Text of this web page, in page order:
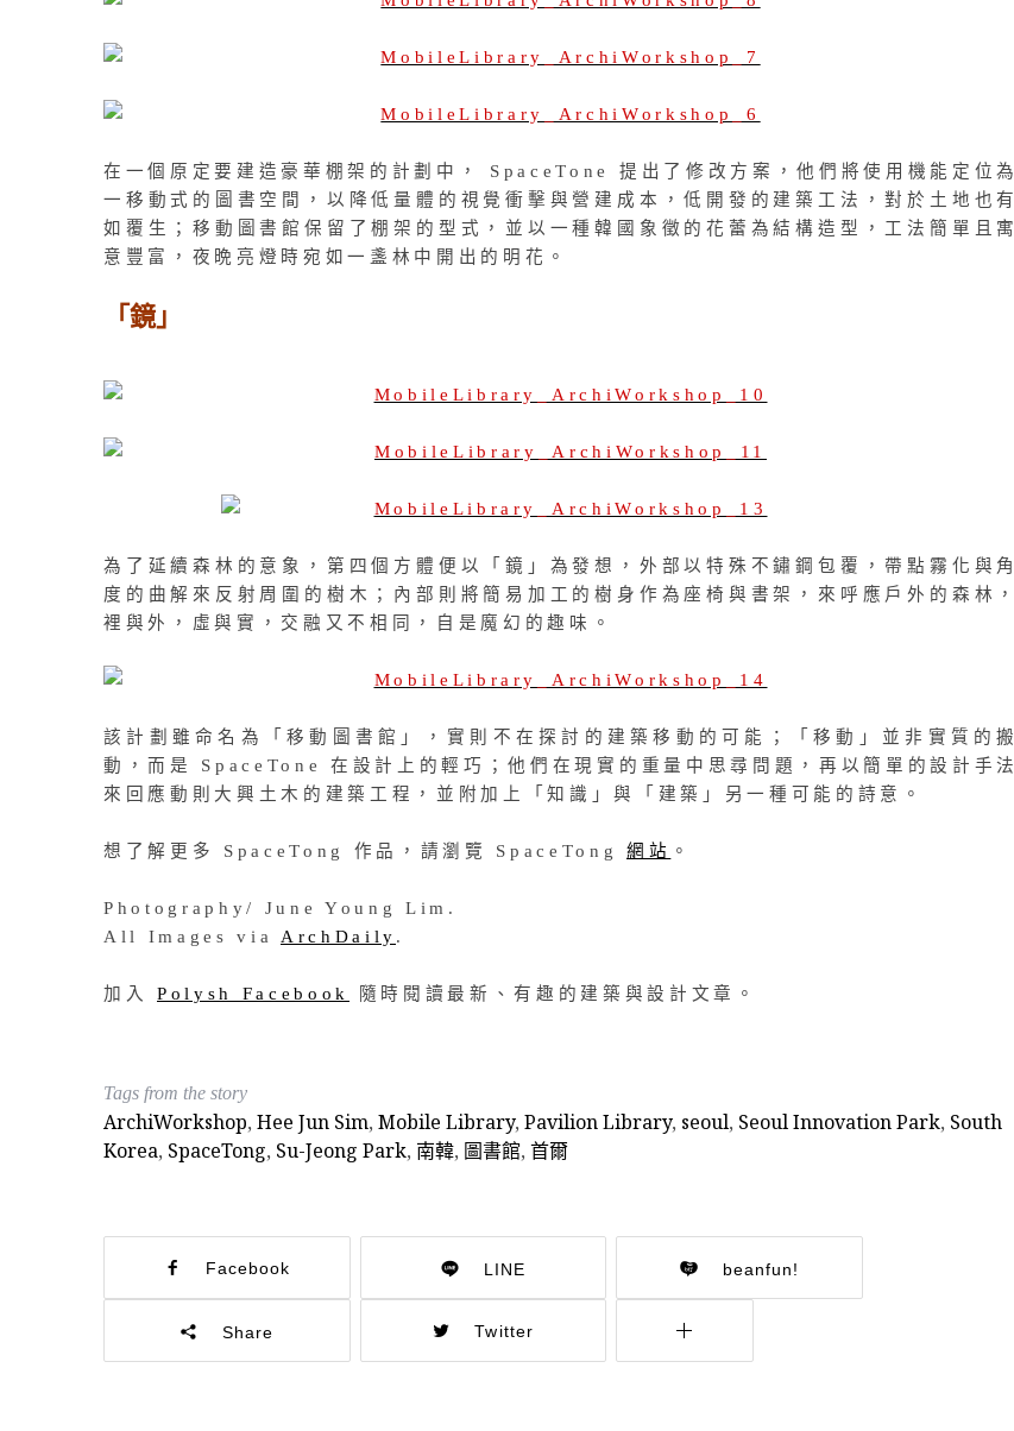
在一個原定要建造豪華棚架的計劃中， SpaceTone 提出了修改方案，他們將使用機能定位為
一移動式的圖書空間，以降低量體的視覺衝擊與營建成本，低開發的建築工法，對於土地也有
如覆生；移動圖書館保留了棚架的型式，並以一種韓國象徵的花蕾為結構造型，工法簡單且寓
意豐富，夜晩亮燈時宛如一盞林中開出的明花。
「鏡」
為了延續森林的意象，第四個方體便以「鏡」為發想，外部以特殊不鏽鋼包覆，帶點霧化與角
度的曲解來反射周圍的樹木；內部則將簡易加工的樹身作為座椅與書架，來呼應戶外的森林，
裡與外，虛與實，交融又不相同，自是魔幻的趣味。
該計劃雖命名為「移動圖書館」，實則不在探討的建築移動的可能；「移動」並非實質的搬
動，而是 SpaceTone 在設計上的輕巧；他們在現實的重量中思尋問題，再以簡單的設計手法
來回應動則大興土木的建築工程，並附加上「知識」與「建築」另一種可能的詩意。
想了解更多 SpaceTong 作品，請瀏覽 SpaceTong 網站 。
Photography/ June Young Lim.
All Images via ArchDaily .
加入 Polysh Facebook 隨時閱讀最新、有趣的建築與設計文章。
Tags from the story
ArchiWorkshop, Hee Jun Sim, Mobile Library, Pavilion Library, seoul, Seoul Innovation Park, South
Korea, SpaceTong, Su-Jeong Park, 南韓, 圖書館, 首爾
Facebook LINE beanfun!
Share Twitter